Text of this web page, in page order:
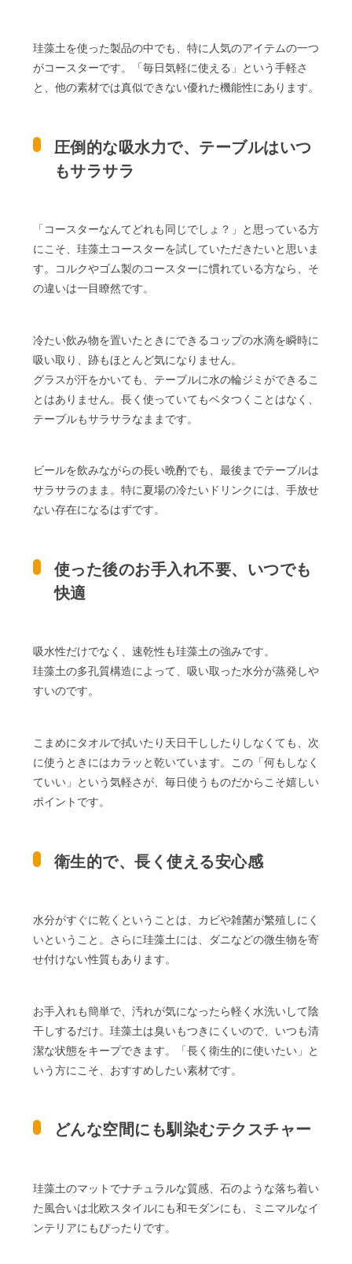
珪藻土を使った製品の中でも、特に人気のアイテムの一つ
がコースターです。「毎日気軽に使える」という手軽さ
と、他の素材では真似できない優れた機能性にあります。
圧倒的な吸水力で、テーブルはいつ
もサラサラ
「コースターなんてどれも同じでしょ？」と思っている方
にこそ、珪藻土コースターを試していただきたいと思いま
す。コルクやゴム製のコースターに慣れている方なら、そ
の違いは一目瞭然です。
冷たい飲み物を置いたときにできるコップの水滴を瞬時に
吸い取り、跡もほとんど気になりません。
グラスが汗をかいても、テーブルに水の輪ジミができるこ
とはありません。長く使っていてもベタつくことはなく、
テーブルもサラサラなままです。
ビールを飲みながらの長い晩酌でも、最後までテーブルは
サラサラのまま。特に夏場の冷たいドリンクには、手放せ
ない存在になるはずです。
使った後のお手入れ不要、いつでも
快適
吸水性だけでなく、速乾性も珪藻土の強みです。
珪藻土の多孔質構造によって、吸い取った水分が蒸発しや
すいのです。
こまめにタオルで拭いたり天日干ししたりしなくても、次
に使うときにはカラッと乾いています。この「何もしなく
ていい」という気軽さが、毎日使うものだからこそ嬉しい
ポイントです。
衛生的で、長く使える安心感
水分がすぐに乾くということは、カビや雑菌が繁殖しにく
いということ。さらに珪藻土には、ダニなどの微生物を寄
せ付けない性質もあります。
お手入れも簡単で、汚れが気になったら軽く水洗いして陰
干しするだけ。珪藻土は臭いもつきにくいので、いつも清
潔な状態をキープできます。「長く衛生的に使いたい」と
いう方にこそ、おすすめしたい素材です。
どんな空間にも馴染むテクスチャー
珪藻土のマットでナチュラルな質感、石のような落ち着い
た風合いは北欧スタイルにも和モダンにも、ミニマルなイ
ンテリアにもぴったりです。